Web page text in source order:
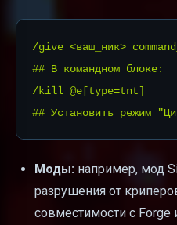
/give <ваш_ник>
## В командном блоке:
/kill @e[type=tnt]
Моды: например, мод
разрушения от
совместимости с Forge